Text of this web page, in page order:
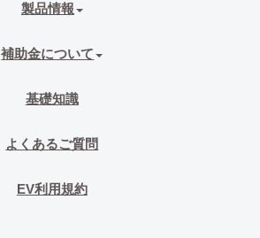
製品情報
補助金について
基礎知識
よくあるご質問
EV利用規約